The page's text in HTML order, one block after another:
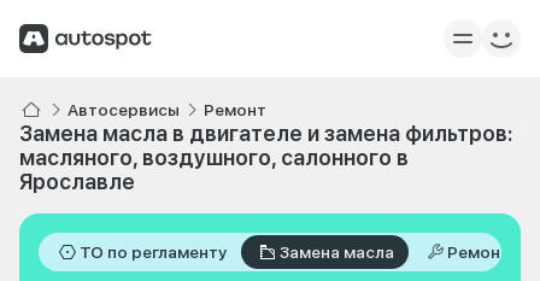
Автосервисы Ремонт
Замена масла в двигателе и замена фильтров:
масляного, воздушного, салонного в
Ярославле
ТО по регламенту Замена масла Ремонт